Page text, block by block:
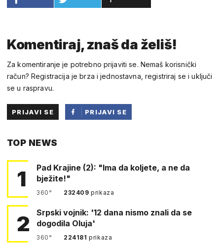
Komentiraj, znaš da želiš!
Za komentiranje je potrebno prijaviti se. Nemaš korisnički
račun? Registracija je brza i jednostavna, registriraj se i uključi
se u raspravu.
PRIJAVI SE
PRIJAVI SE
TOP NEWS
1
Pad Krajine (2): "Ima da koljete, a ne da
bježite!"
360° 232409prikaza
2
Srpski vojnik: '12 dana nismo znali da se
dogodila Oluja'
360° 224181prikaza